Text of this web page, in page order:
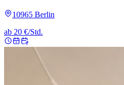
10965 Berlin
ab 20 €/Std.